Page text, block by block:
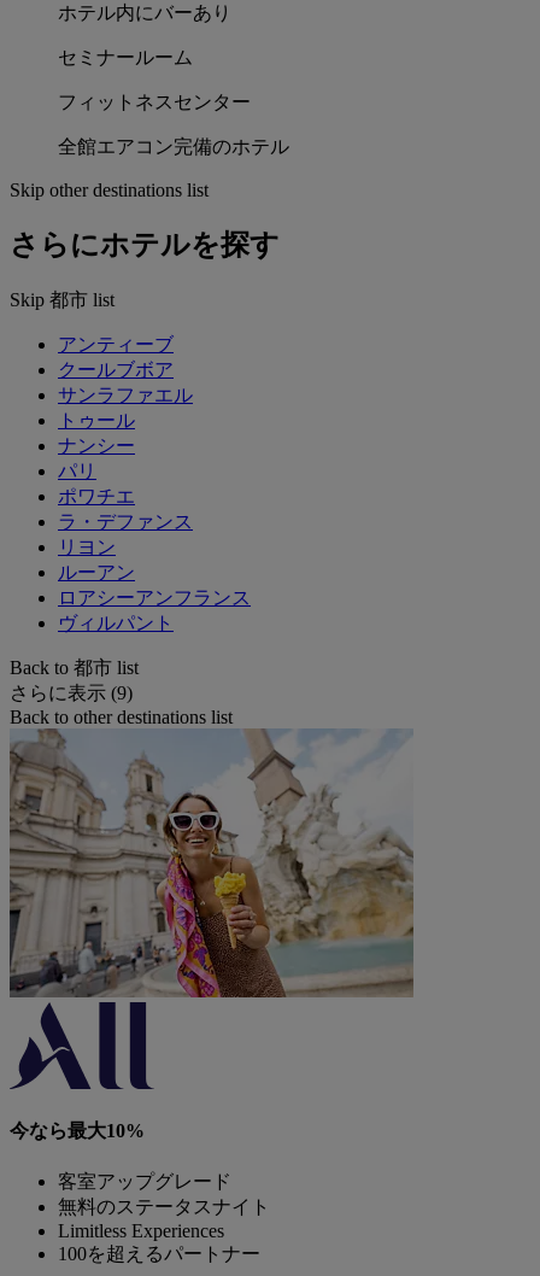
ホテル内にバーあり
セミナールーム
フィットネスセンター
全館エアコン完備のホテル
Skip other destinations list
さらにホテルを探す
Skip 都市 list
アンティーブ
クールブボア
サンラファエル
トゥール
ナンシー
パリ
ポワチエ
ラ・デファンス
リヨン
ルーアン
ロアシーアンフランス
ヴィルパント
Back to 都市 list
さらに表示 (9)
Back to other destinations list
今なら最大10%
客室アップグレード
無料のステータスナイト
Limitless Experiences
100を超えるパートナー